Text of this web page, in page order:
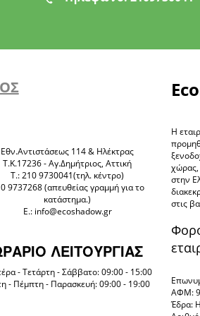
Η
χώρας,
στην
στις
ΑΦΜ:
Έδρα:
Eθν.Αντιστάσεως 114 & Ηλέκτρας
Τ.Κ.17236 - Αγ.Δημήτριος, Αττική
Τ.: 210 9730041(τηλ. κέντρο)
9737268 (απευθείας γραμμή για το
κατάστημα.)
E.: info@ecoshadow.gr
ΛΕΙΤΟΥΡΓΙΑΣ
- Τετάρτη - Σάββατο: 09:00 - 15:00
- Πέμπτη - Παρασκευή: 09:00 - 19:00